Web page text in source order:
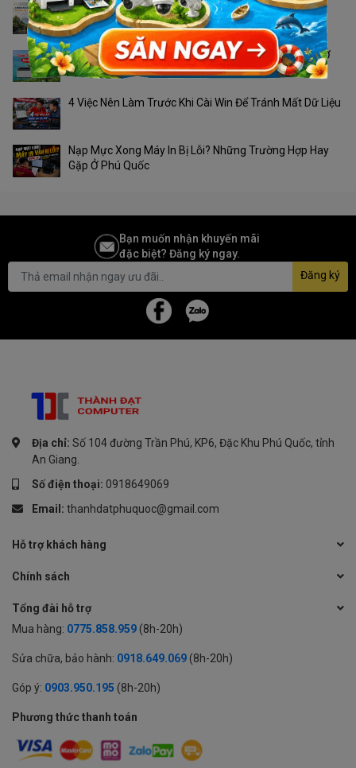
Camera Ngoài Trời Nào Phù Hợp Với Thời Tiết Phú
Quốc?
Canon 2900 Hay PIXMA G3010: Nên Chọn Loại Nào Ở
Phú Quốc?
4 Việc Nên Làm Trước Khi Cài Win Để Tránh Mất Dữ Liệu
Nạp Mực Xong Máy In Bị Lỗi? Những Trường Hợp Hay
Gặp Ở Phú Quốc
Bạn muốn nhận khuyến mãi
đặc biệt? Đăng ký ngay.
Đăng ký
Địa chỉ: Số 104 đường Trần Phú, KP6, Đặc Khu Phú Quốc, tỉnh
An Giang.
Số điện thoại: 0918649069
Email: thanhdatphuquoc@gmail.com
Hỗ trợ khách hàng
Chính sách
Tổng đài hỗ trợ
Mua hàng: 0775.858.959 (8h-20h)
Sửa chữa, bảo hành: 0918.649.069 (8h-20h)
Góp ý: 0903.950.195 (8h-20h)
Phương thức thanh toán